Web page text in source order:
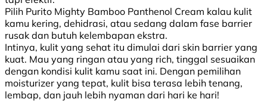
Pilih Purito Mighty Bamboo Panthenol Cream kalau kulit
kamu kering, dehidrasi, atau sedang dalam fase barrier
rusak dan butuh kelembapan ekstra.
Intinya, kulit yang sehat itu dimulai dari skin barrier yang
kuat. Mau yang ringan atau yang rich, tinggal sesuaikan
dengan kondisi kulit kamu saat ini. Dengan pemilihan
moisturizer yang tepat, kulit bisa terasa lebih tenang,
lembap, dan jauh lebih nyaman dari hari ke hari!